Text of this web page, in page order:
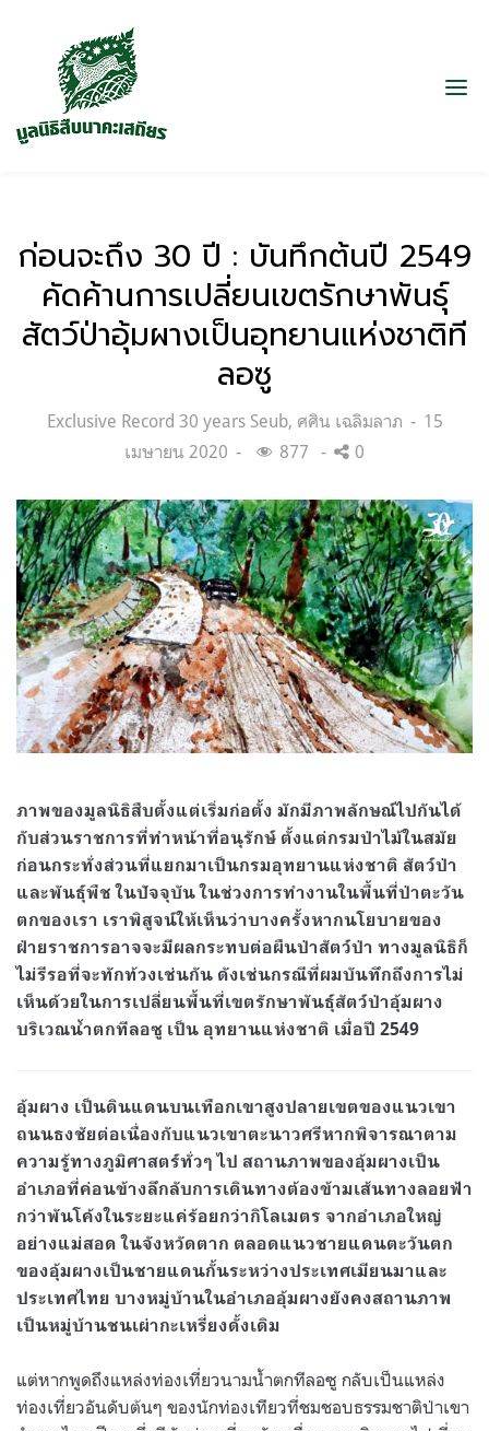
ก่อนจะถึง 30 ปี : บันทึกต้นปี 2549
คัดค้านการเปลี่ยนเขตรักษาพันธุ์
สัตว์ป่าอุ้มผางเป็นอุทยานแห่งชาติที
ลอซู
Categories:
Exclusive Record 30 years Seub, ศศิน เฉลิมลาภ
Posted
15
เมษายน 2020
877 0
ภาพของมูลนิธิสืบตั้งแต่เริ่มก่อตั้ง มักมีภาพลักษณ์ไปกันได้
กับส่วนราชการที่ทำหน้าที่อนุรักษ์ ตั้งแต่กรมป่าไม้ในสมัย
ก่อนกระทั่งส่วนที่แยกมาเป็นกรมอุทยานแห่งชาติ สัตว์ป่า
และพันธุ์พืช ในปัจจุบัน ในช่วงการทำงานในพื้นที่ป่าตะวัน
ตกของเรา เราพิสูจน์ให้เห็นว่าบางครั้งหากนโยบายของ
ฝ่ายราชการอาจจะมีผลกระทบต่อผืนป่าสัตว์ป่า ทางมูลนิธิก็
ไม่รีรอที่จะทักท้วงเช่นกัน ดังเช่นกรณีที่ผมบันทึกถึงการไม่
เห็นด้วยในการเปลี่ยนพื้นที่เขตรักษาพันธุ์สัตว์ป่าอุ้มผาง
บริเวณน้ำตกทีลอซู เป็น อุทยานแห่งชาติ เมื่อปี 2549
อุ้มผาง เป็นดินแดนบนเทือกเขาสูงปลายเขตของแนวเขา
ถนนธงชัยต่อเนื่องกับแนวเขาตะนาวศรีหากพิจารณาตาม
ความรู้ทางภูมิศาสตร์ทั่วๆ ไป สถานภาพของอุ้มผางเป็น
อำเภอที่ค่อนข้างลึกลับการเดินทางต้องข้ามเส้นทางลอยฟ้า
กว่าพันโค้งในระยะแค่ร้อยกว่ากิโลเมตร จากอำเภอใหญ่
อย่างแม่สอด ในจังหวัดตาก ตลอดแนวชายแดนตะวันตก
ของอุ้มผางเป็นชายแดนกั้นระหว่างประเทศเมียนมาและ
ประเทศไทย บางหมู่บ้านในอำเภออุ้มผางยังคงสถานภาพ
เป็นหมู่บ้านชนเผ่ากะเหรี่ยงดั้งเดิม
แต่หากพูดถึงแหล่งท่องเที่ยวนามน้ำตกทีลอซู กลับเป็นแหล่ง
ท่องเที่ยวอันดับต้นๆ ของนักท่องเทียวที่ชมชอบธรรมชาติป่าเขา